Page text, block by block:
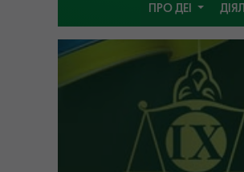
ПРО ДЕІ